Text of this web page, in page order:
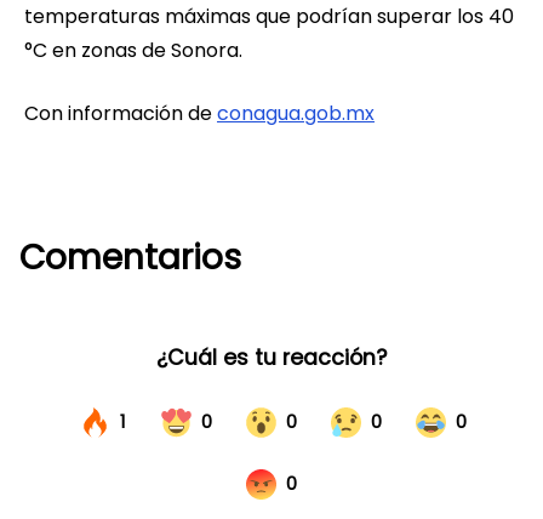
temperaturas máximas que podrían superar los 40
°C en zonas de Sonora.
Con información deconagua.gob.mx
Comentarios